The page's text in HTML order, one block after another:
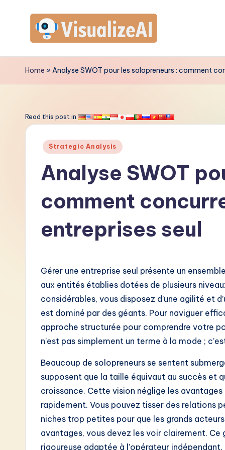
contentV
is
a
Home »Analyse SWOT pour les solopreneurs : comment
Read this post in:
Posted
Strategic Analysis
Analyse SWOT
comment
entreprises seul
Gérer une entreprise seul présente un
aux entités établies dotées de plusieurs
considérables, vous disposez d’une agilité et
est dominé par des géants. Pour naviguer
approche structurée pour comprendre votre
n’est pas simplement un terme à la mode ;
Beaucoup de solopreneurs se sentent
supposent que la taille équivaut au succès et
croissance. Cette vision néglige les
rapidement. Vous pouvez tisser des relations
niches trop petites pour que les grands
avantages, vous devez les voir clairement.
rigoureuse adaptée à l’opérateur indépendant.